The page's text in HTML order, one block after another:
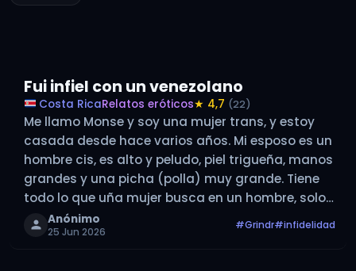
Fui infiel con un venezolano
Costa RicaRelatos eróticos★ 4,7 (22)
Me llamo Monse y soy una mujer trans, y estoy
casada desde hace varios años. Mi esposo es un
hombre cis, es alto y peludo, piel trigueña, manos
grandes y una picha (polla) muy grande. Tiene
todo lo que uña mujer busca en un hombre, solo
tiene un detalle, es…
Anónimo
25 Jun 2026
#Grindr#infidelidad